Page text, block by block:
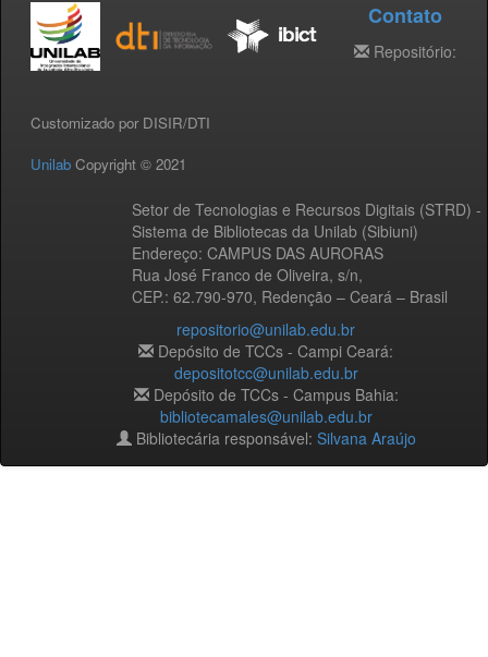
Customizado por DISIR/DTI
Unilab Copyright © 2021
Setor de Tecnologias e Recursos Digitais (STRD) -
Sistema de Bibliotecas da Unilab (Sibiuni)
Endereço: CAMPUS DAS AURORAS
Rua José Franco de Oliveira, s/n,
CEP.: 62.790-970, Redenção – Ceará – Brasil
Contato
Repositório:
repositorio@unilab.edu.br
Depósito de TCCs - Campi Ceará:
depositotcc@unilab.edu.br
Depósito de TCCs - Campus Bahia:
bibliotecamales@unilab.edu.br
Bibliotecária responsável: Silvana Araújo